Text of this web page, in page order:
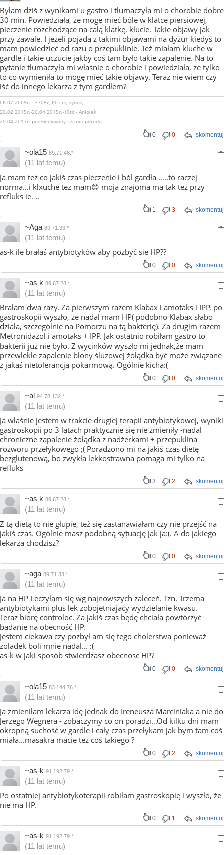
Byłam dziś z wynikami u gastro i tłumaczyła mi o chorobie dobre
30 min. Powiedziała, że mogę mieć bóle w klatce piersiowej,
pieczenie rozchodzące na całą klatkę, kłucie. Takie objawy jak
przy zawale. I jeżeli pojadą z takimi objawami na dyżur kiedyś to
mam powiedzieć od razu o przepuklinie. Też miałam kluche w
gardle i takie uczucie jakby coś tam było takie zapalenie. Na to
pytanie tłumaczyła mi właśnie o chorobie i powiedziała, że tylko
to co wymieniła to mogę mieć takie objawy. Teraz nie wiem czy
iść do innego lekarza z tym gardłem?
06.07.2009r. - 3705g, 60 cm, synuś,
20.02.2015r.-26.04.2015r.-10tc - Aniołek
20.04.2017r.-przewidywany termin porodu
skomentuj
0 0
~ola15 89.71.46.*
(11 lat temu)
Ja mam też co jakiś czas pieczenie i ból gardła .....to raczej
norma...i klxuche tez mam😊 moja znajoma ma tak też przy
refluks ie. ..
skomentuj
1 3
~Aga 89.71.33.*
(11 lat temu)
as-k ile brałaś antybiotyków aby pozbyć sie HP??
skomentuj
0 0
~as k 89.67.28.*
(11 lat temu)
Brałam dwa razy. Za pierwszym razem Klabax i amotaks i IPP, po
gastroskopii wyszło, ze nadal mam HP( podobno Klabax słabo
działa, szczególnie na Pomorzu na tą bakterię). Za drugim razem
Metronidazol i amotaks + IPP. Jak ostatnio robiłam gastro to
bakterii już nie było. Z wycinków wyszło mi jednak,że mam
przewlekłe zapalenie błony śluzowej żołądka być może związane
z jakąś nietolerancją pokarmową. Ogólnie kicha:(
skomentuj
0 0
~al 94.78.132.*
(11 lat temu)
Ja właśnie jestem w trakcie drugiej terapii antybiotykowej, wyniki
gastroskopii po 3 latach praktycznie się nie zmieniły -nadal
chroniczne zapalenie żołądka z nadżerkami + przepuklina
rozworu przełykowego ;( Poradzono mi na jakiś czas dietę
bezglutenową, bo zwykła lekkostrawna pomaga mi tylko na
refluks
skomentuj
3 2
~as k 89.67.28.*
(11 lat temu)
Z tą dietą to nie głupie, też się zastanawiałam czy nie przejść na
jakiś czas. Ogólnie masz podobną sytuację jak ja:(. A do jakiego
lekarza chodzisz?
skomentuj
0 0
~aga 89.71.33.*
(11 lat temu)
Ja na HP Leczyłam się wg najnowszych zaleceń. Tzn. Trzema
antybiotykami plus lek zobojetniajacy wydzielanie kwasu.
Teraz biorę controloc. Za jakiś czas będę chciała powtórzyć
badanie na obecność HP.
Jestem ciekawa czy pozbył am się tego cholerstwa ponieważ
zoladek boli mnie nadal... :(
as-k w jaki sposób stwierdzasz obecnosc HP?
skomentuj
0 0
~ola15 83.144.76.*
(11 lat temu)
Ja zmieniłam lekarza idę jednak do Ireneusza Marciniaka a nie do
Jerzego Wegnera - zobaczymy co on poradzi...Od kilku dni mam
okropną suchość w gardle i cały czas przełykam jak bym tam coś
miała...masakra macie też coś takiego ?
skomentuj
0 2
~as-k 91.192.79.*
(11 lat temu)
Po ostatniej antybiotykoterapii robiłam gastroskopię i wyszło, że
nie ma HP.
skomentuj
0 1
~as-k 91.192.79.*
(11 lat temu)